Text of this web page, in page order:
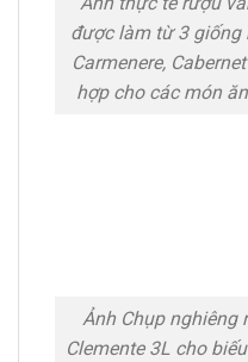
được làm từ 3 giống
Carmenere,
hợp cho các món
Ảnh Chụp nghiêng
Clemente 3L cho